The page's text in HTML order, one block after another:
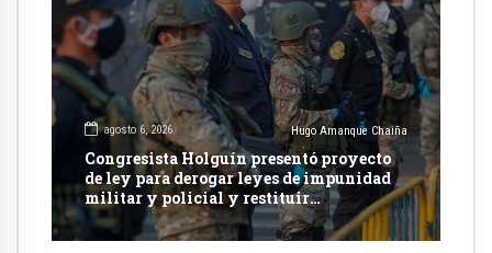
agosto 6, 2026 Hugo Amanque Chaiña
Congresista Holguín presentó proyecto
de ley para derogar leyes de impunidad
militar y policial y restituir
competencia de justicia ordinaria